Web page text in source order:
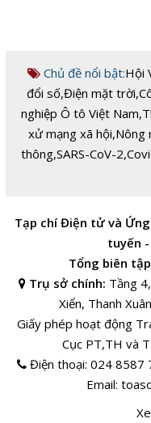
Chủ đề nổi bật:Hội
đổi số,Điện mặt trời,
nghiệp Ô tô Việt Nam,
xử mạng xã hội,Nông
thông,SARS-CoV-2,
Tạp chí Điện tử và
tuyến
Tổng biên
Trụ sở chính: Tầng
Xiển, Thanh
Giấy phép hoạt động
Cục PT,TH và
Điện thoại:024 8587
Email: